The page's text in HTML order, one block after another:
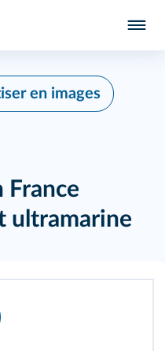
en images
France
ultramarine